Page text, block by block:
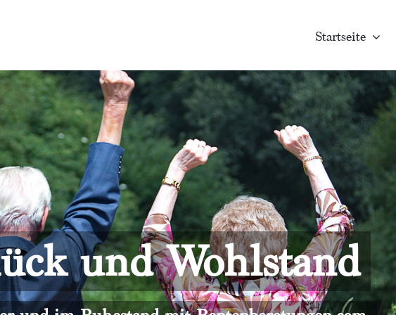
Startseite
und Wohlstand